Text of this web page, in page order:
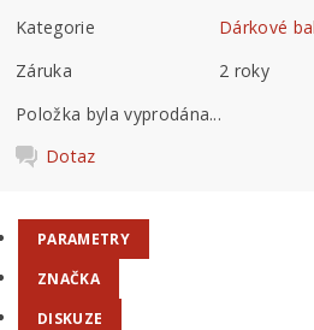
Kategorie
Dárkové
Záruka
2 roky
Položka byla vyprodána...
Dotaz
PARAMETRY
ZNAČKA
DISKUZE